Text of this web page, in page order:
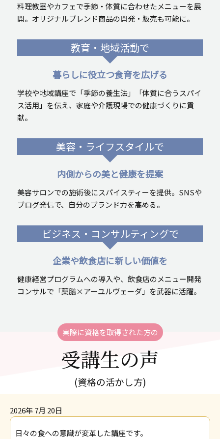
料理教室やカフェで季節・体質に合わせたメニューを展
開。オリジナルブレンド商品の開発・販売も可能に。
教育・地域活動で
暮らしに役立つ食育を広げる
学校や地域講座で「季節の養生法」「体質に合うスパイ
ス活用」を伝え、家庭や介護現場での健康づくりに貢
献。
美容・ライフスタイルで
内側からの美と健康を提案
美容サロンでの施術後にスパイスティーを提供。SNSや
ブログ発信で、自分のブランド力を高める。
ビジネス・コンサルティングで
企業や飲食店に新しい価値を
健康経営プログラムへの導入や、飲食店のメニュー開発
コンサルで「薬膳×アーユルヴェーダ」を武器に活躍。
実際に資格を取得された方の
受講生の声
(資格の活かし方)
2026年 7月 20日
日々の食への意識が変革した講座です。